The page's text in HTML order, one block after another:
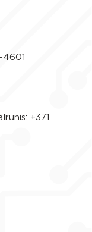
4601
+371